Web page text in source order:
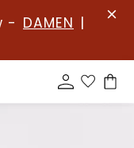
- DAMEN |